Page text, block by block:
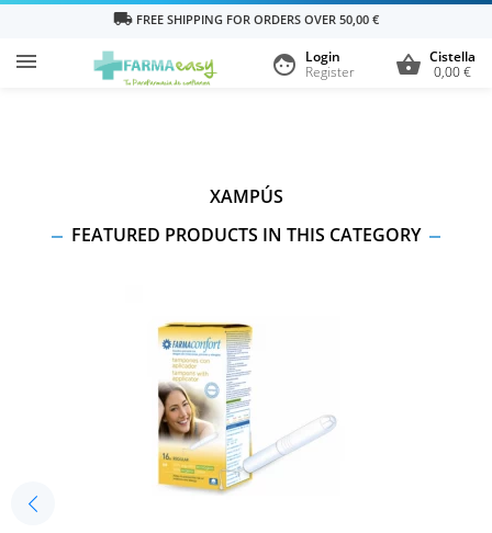
local_shipping FREE SHIPPING FOR ORDERS OVER 50,00 €
 shopping_basket Cistella
0,00 €
face Login
Register
XAMPÚS
FEATURED PRODUCTS IN THIS CATEGORY